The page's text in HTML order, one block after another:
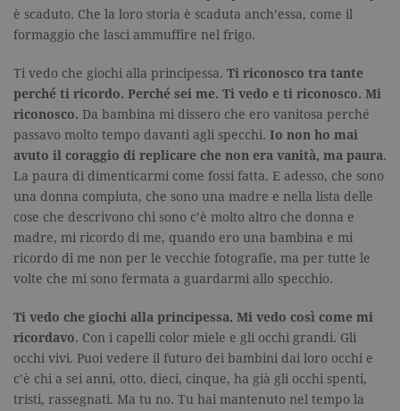
è scaduto. Che la loro storia è scaduta anch’essa, come il
formaggio che lasci ammuffire nel frigo.
Ti vedo che giochi alla principessa. Ti riconosco tra tante
perché ti ricordo. Perché sei me. Ti vedo e ti riconosco. Mi
riconosco. Da bambina mi dissero che ero vanitosa perché
passavo molto tempo davanti agli specchi. Io non ho mai
avuto il coraggio di replicare che non era vanità, ma paura.
La paura di dimenticarmi come fossi fatta. E adesso, che sono
una donna compiuta, che sono una madre e nella lista delle
cose che descrivono chi sono c’è molto altro che donna e
madre, mi ricordo di me, quando ero una bambina e mi
ricordo di me non per le vecchie fotografie, ma per tutte le
volte che mi sono fermata a guardarmi allo specchio.
Ti vedo che giochi alla principessa. Mi vedo così come mi
ricordavo. Con i capelli color miele e gli occhi grandi. Gli
occhi vivi. Puoi vedere il futuro dei bambini dai loro occhi e
c’è chi a sei anni, otto, dieci, cinque, ha già gli occhi spenti,
tristi, rassegnati. Ma tu no. Tu hai mantenuto nel tempo la